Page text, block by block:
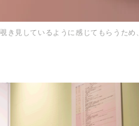
き見しているように感じてもらうた